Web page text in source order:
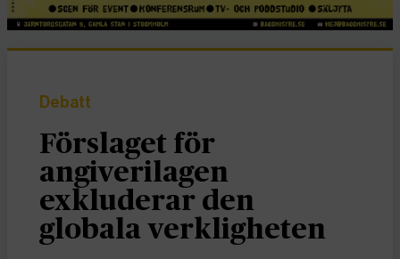
Debatt
Förslaget för
angiverilagen
exkluderar den
globala verkligheten